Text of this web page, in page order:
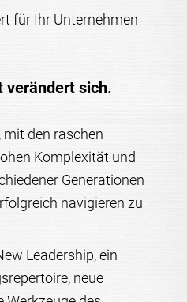
für Ihr Unternehmen
verändert sich.
mit den raschen
Komplexität und
Generationen
navigieren zu
Leadership, ein
neue